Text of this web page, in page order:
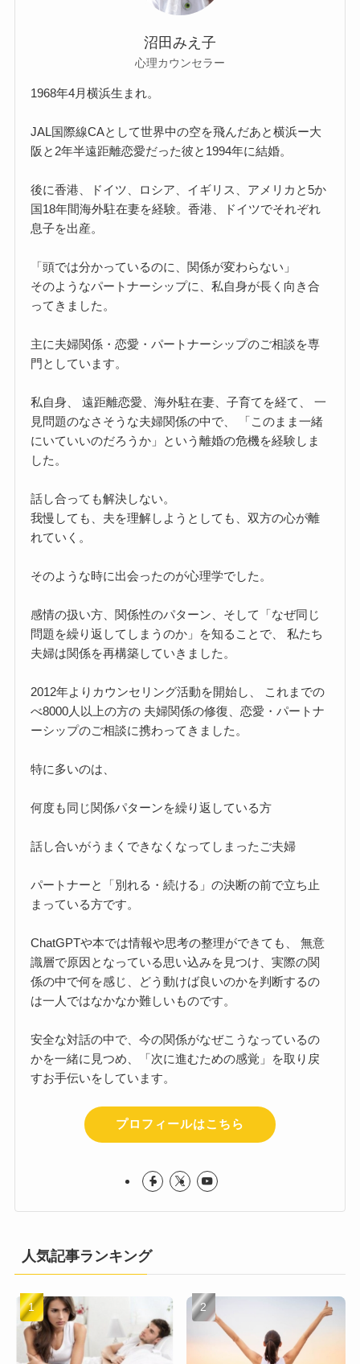
沼田みえ子
心理カウンセラー
1968年4月横浜生まれ。
JAL国際線CAとして世界中の空を飛んだあと横浜ー大
阪と2年半遠距離恋愛だった彼と1994年に結婚。
後に香港、ドイツ、ロシア、イギリス、アメリカと5か
国18年間海外駐在妻を経験。香港、ドイツでそれぞれ
息子を出産。
「頭では分かっているのに、関係が変わらない」
そのようなパートナーシップに、私自身が長く向き合
ってきました。
主に夫婦関係・恋愛・パートナーシップのご相談を専
門としています。
私自身、 遠距離恋愛、海外駐在妻、子育てを経て、 一
見問題のなさそうな夫婦関係の中で、 「このまま一緒
にいていいのだろうか」という離婚の危機を経験しま
した。
話し合っても解決しない。
我慢しても、夫を理解しようとしても、双方の心が離
れていく。
そのような時に出会ったのが心理学でした。
感情の扱い方、関係性のパターン、そして「なぜ同じ
問題を繰り返してしまうのか」を知ることで、 私たち
夫婦は関係を再構築していきました。
2012年よりカウンセリング活動を開始し、 これまでの
べ8000人以上の方の 夫婦関係の修復、恋愛・パートナ
ーシップのご相談に携わってきました。
特に多いのは、
何度も同じ関係パターンを繰り返している方
話し合いがうまくできなくなってしまったご夫婦
パートナーと「別れる・続ける」の決断の前で立ち止
まっている方です。
ChatGPTや本では情報や思考の整理ができても、 無意
識層で原因となっている思い込みを見つけ、実際の関
係の中で何を感じ、どう動けば良いのかを判断するの
は一人ではなかなか難しいものです。
安全な対話の中で、今の関係がなぜこうなっているの
かを一緒に見つめ、「次に進むための感覚」を取り戻
すお手伝いをしています。
プロフィールはこちら
人気記事ランキング